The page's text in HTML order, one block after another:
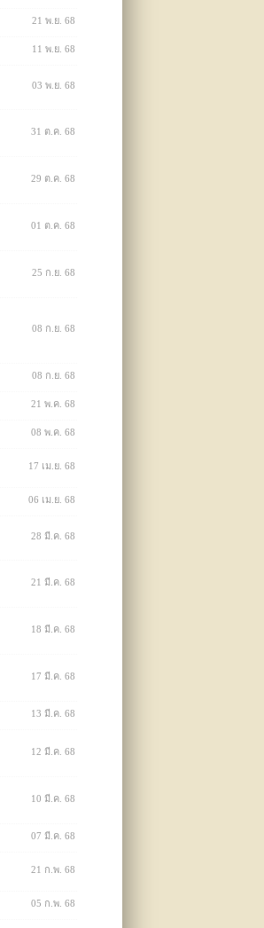
21 พ.ย. 68
11 พ.ย. 68
03 พ.ย. 68
31 ต.ค. 68
29 ต.ค. 68
01 ต.ค. 68
25 ก.ย. 68
08 ก.ย. 68
08 ก.ย. 68
21 พ.ค. 68
08 พ.ค. 68
17 เม.ย. 68
06 เม.ย. 68
28 มี.ค. 68
21 มี.ค. 68
18 มี.ค. 68
17 มี.ค. 68
13 มี.ค. 68
12 มี.ค. 68
10 มี.ค. 68
07 มี.ค. 68
21 ก.พ. 68
05 ก.พ. 68